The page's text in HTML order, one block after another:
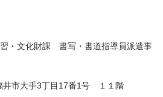
文化財課 書写・書道指導員派遣事
市大手3丁目17番1号 １１階